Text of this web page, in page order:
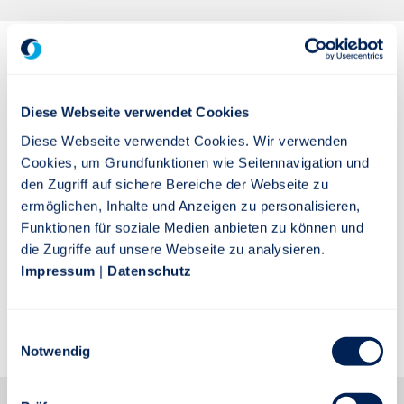
Diese Webseite verwendet Cookies
Diese Webseite verwendet Cookies. Wir verwenden
Cookies, um Grundfunktionen wie Seitennavigation und
den Zugriff auf sichere Bereiche der Webseite zu
ermöglichen, Inhalte und Anzeigen zu personalisieren,
Funktionen für soziale Medien anbieten zu können und
die Zugriffe auf unsere Webseite zu analysieren.
Impressum | Datenschutz
Notwendig
Muttergesellschaft der Stuttgarter
Versicherungsgruppe in Form eines
Versicherungsvereins auf Gegenseitigkeit (VVaG) allein
den Interessen ihrer Versicherten verpflichtet. Der
Schwerpunkt des Unternehmens liegt auf modernen
Vorsorgelösungen in der Lebens- und
Rentenversicherung sowie in der Unfallversicherung.